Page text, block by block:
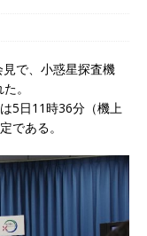
で、小惑星探査機
。
5日11時36分（機上
である。